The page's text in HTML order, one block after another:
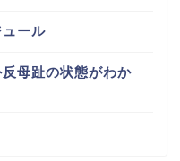
ール
母趾の状態がわか